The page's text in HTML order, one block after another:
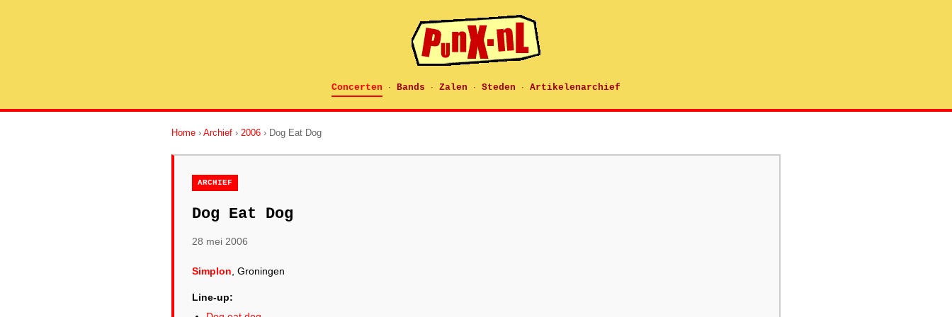
Concerten · Bands · Zalen · Steden · Artikelenarchief
Home › Archief › 2006 › Dog Eat Dog
ARCHIEF
Dog Eat Dog
28 mei 2006
Simplon , Groningen
Line-up: